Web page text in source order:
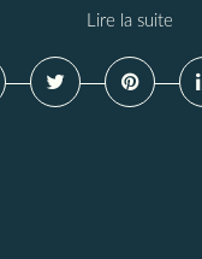
Lire la suite